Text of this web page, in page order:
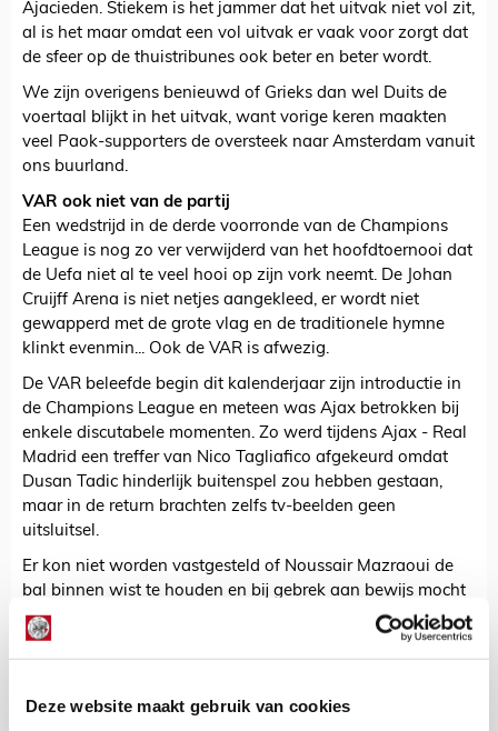
Deze website maakt gebruik van cookies
Ajacieden. Stiekem is het jammer dat het uitvak niet vol zit,
al is het maar omdat een vol uitvak er vaak voor zorgt dat
de sfeer op de thuistribunes ook beter en beter wordt.
We zijn overigens benieuwd of Grieks dan wel Duits de
voertaal blijkt in het uitvak, want vorige keren maakten
veel Paok-supporters de oversteek naar Amsterdam vanuit
ons buurland.
VAR ook niet van de partij
Een wedstrijd in de derde voorronde van de Champions
League is nog zo ver verwijderd van het hoofdtoernooi dat
de Uefa niet al te veel hooi op zijn vork neemt. De Johan
Cruijff Arena is niet netjes aangekleed, er wordt niet
gewapperd met de grote vlag en de traditionele hymne
klinkt evenmin... Ook de VAR is afwezig.
De VAR beleefde begin dit kalenderjaar zijn introductie in
de Champions League en meteen was Ajax betrokken bij
enkele discutabele momenten. Zo werd tijdens Ajax - Real
Madrid een treffer van Nico Tagliafico afgekeurd omdat
Dusan Tadic hinderlijk buitenspel zou hebben gestaan,
maar in de return brachten zelfs tv-beelden geen
uitsluitsel.
Er kon niet worden vastgesteld of Noussair Mazraoui de
bal binnen wist te houden en bij gebrek aan bewijs mocht
het doelpunt van Tadic, die weergaloze 0-3, blijven staan.
Tijdens Ajax - Paok zijn we aangewezen op de visuele
waarnemingen van Craig Pawson en zijn helpers.